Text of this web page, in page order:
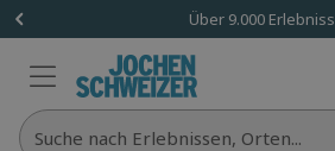
Über 9.000
Suche nach Erlebnissen, Orten...